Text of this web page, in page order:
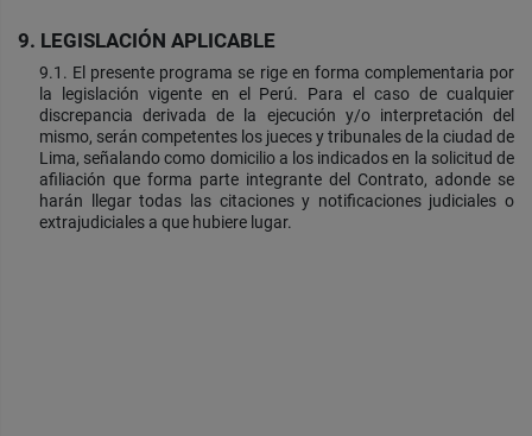
9. LEGISLACIÓN APLICABLE
9.1. El presente programa se rige en forma complementaria por
la legislación vigente en el Perú. Para el caso de cualquier
discrepancia derivada de la ejecución y/o interpretación del
mismo, serán competentes los jueces y tribunales de la ciudad de
Lima, señalando como domicilio a los indicados en la solicitud de
afiliación que forma parte integrante del Contrato, adonde se
harán llegar todas las citaciones y notificaciones judiciales o
extrajudiciales a que hubiere lugar.